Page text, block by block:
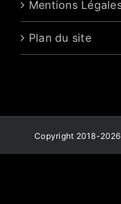
Mentions
Plan du site
Copyright 2018-